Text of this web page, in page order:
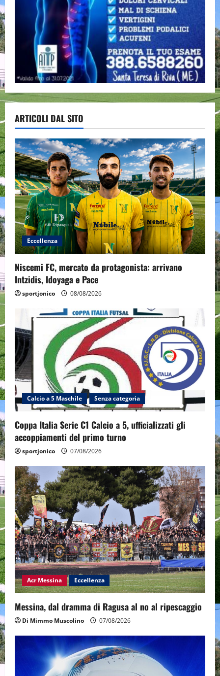
ARTICOLI DAL SITO
Eccellenza
Niscemi FC, mercato da protagonista: arrivano
Intzidis, Idoyaga e Pace
sportjonico 08/08/2026
Calcio a 5 Maschile Senza categoria
Coppa Italia Serie C1 Calcio a 5, ufficializzati gli
accoppiamenti del primo turno
sportjonico 07/08/2026
Acr Messina Eccellenza
Messina, dal dramma di Ragusa al no al ripescaggio
Di Mimmo Muscolino 07/08/2026